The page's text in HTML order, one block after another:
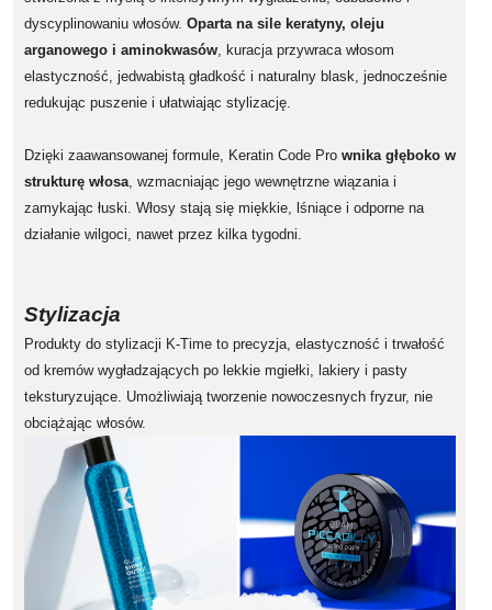
dyscyplinowaniu włosów. Oparta na sile keratyny, oleju
arganowego i aminokwasów, kuracja przywraca włosom
elastyczność, jedwabistą gładkość i naturalny blask, jednocześnie
redukując puszenie i ułatwiając stylizację.
Dzięki zaawansowanej formule, Keratin Code Pro wnika głęboko w
strukturę włosa, wzmacniając jego wewnętrzne wiązania i
zamykając łuski. Włosy stają się miękkie, lśniące i odporne na
działanie wilgoci, nawet przez kilka tygodni.
Stylizacja
Produkty do stylizacji K-Time to precyzja, elastyczność i trwałość
od kremów wygładzających po lekkie mgiełki, lakiery i pasty
teksturyzujące. Umożliwiają tworzenie nowoczesnych fryzur, nie
obciążając włosów.